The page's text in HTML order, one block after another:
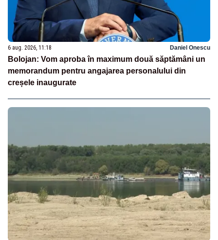
6 aug. 2026, 11:18 Daniel Onescu
Bolojan: Vom aproba în maximum două săptămâni un
memorandum pentru angajarea personalului din
creșele inaugurate